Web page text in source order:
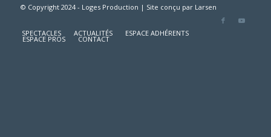
© Copyright 2024 - Loges Production | Site conçu par Larsen
SPECTACLES ACTUALITÉS ESPACE ADHÉRENTS
ESPACE PROS CONTACT